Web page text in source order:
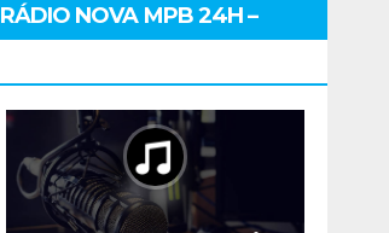
RÁDIO NOVA MPB 24H –